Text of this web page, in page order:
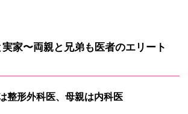
家〜両親と兄弟も医者のエリート
整形外科医、母親は内科医